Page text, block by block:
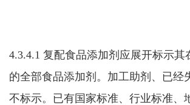
4.3.4.1 复配食品添加剂应展开标示其
的全部食品添加剂。加工助剂、已经
不标示。 已有国家标准、行业标准、